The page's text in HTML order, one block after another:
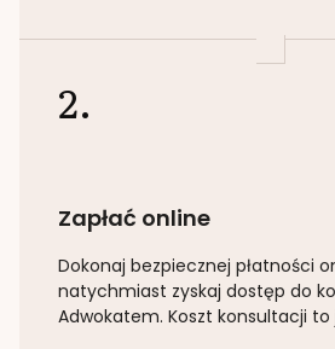
2.
Zapłać online
Dokonaj bezpiecznej płatności
natychmiast zyskaj dostęp do
Adwokatem. Koszt konsultacji to